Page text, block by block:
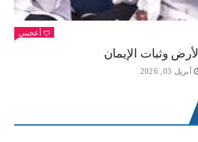
أعجبني
وثبات الإيمان
أبريل 03, 2026